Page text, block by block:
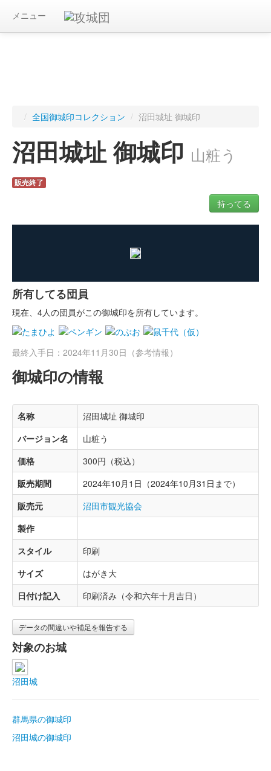
メニュー
/ 全国御城印コレクション / 沼田城址 御城印
沼田城址 御城印 山粧う
販売終了
持ってる
所有してる団員
現在、4人の団員がこの御城印を所有しています。
最終入手日：2024年11月30日（参考情報）
御城印の情報
名称
沼田城址 御城印
バージョン名
山粧う
価格
300円（税込）
販売期間
2024年10月1日（2024年10月31日まで）
販売元
沼田市観光協会
製作
スタイル
印刷
サイズ
はがき大
日付け記入
印刷済み（令和六年十月吉日）
データの間違いや補足を報告する
対象のお城
沼田城
群馬県の御城印
沼田城の御城印